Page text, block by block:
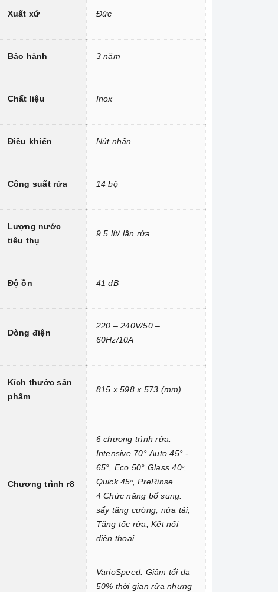
Xuất xứ Đức
Bảo hành 3 năm
Chất liệu Inox
Điều khiển Nút nhấn
Công suất rửa 14 bộ
Lượng nước
tiêu thụ
9.5 lít/ lần rửa
Độ ồn 41 dB
Dòng điện
220 – 240V/50 –
60Hz/10A
Kích thước sản
phẩm
815 x 598 x 573 (mm)
Chương trình r8
6 chương trình rửa:
Intensive 70°,Auto 45° -
65°, Eco 50°,Glass 40o,
Quick 45o, PreRinse
4 Chức năng bổ sung:
sấy tăng cường, nửa tải,
Tăng tốc rửa, Kết nối
điện thoại
VarioSpeed: Giảm tối đa
50% thời gian rửa nhưng